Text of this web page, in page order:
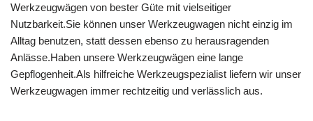
Werkzeugwägen von bester Güte mit vielseitiger
Nutzbarkeit.Sie können unser Werkzeugwagen nicht einzig im
Alltag benutzen, statt dessen ebenso zu herausragenden
Anlässe.Haben unsere Werkzeugwägen eine lange
Gepflogenheit.Als hilfreiche Werkzeugspezialist liefern wir unser
Werkzeugwagen immer rechtzeitig und verlässlich aus.